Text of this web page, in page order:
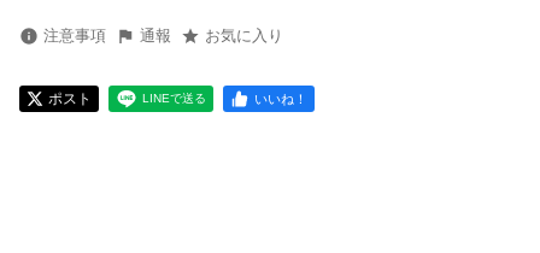
注意事項 通報 お気に入り
ポスト LINEで送る いいね！